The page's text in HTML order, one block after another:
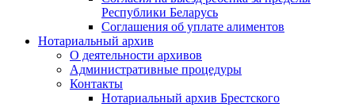
Республики Беларусь
Соглашения об уплате алиментов
Нотариальный архив
О деятельности архивов
Административные процедуры
Контакты
Нотариальный архив Брестского